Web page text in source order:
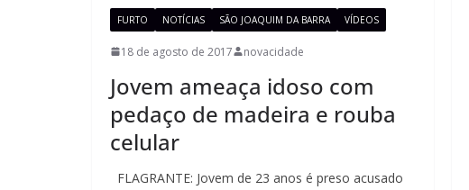
FURTO NOTÍCIAS SÃO JOAQUIM DA BARRA VÍDEOS
18 de agosto de 2017 novacidade
Jovem ameaça idoso com
pedaço de madeira e rouba
celular
FLAGRANTE: Jovem de 23 anos é preso acusado